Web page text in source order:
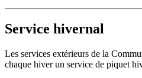
Service hivernal
Les services extérieurs de la
chaque hiver un service de piquet